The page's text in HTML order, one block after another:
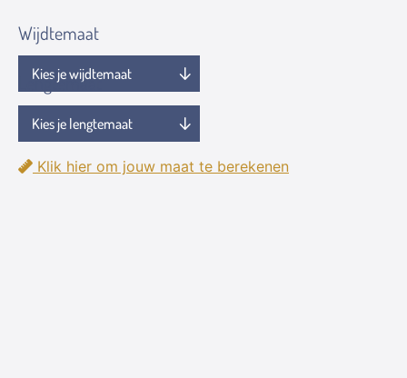
Wijdtemaat
Lengtemaat
Klik hier om jouw maat te berekenen